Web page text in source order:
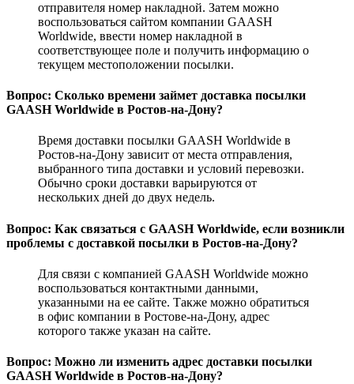
отправителя номер накладной. Затем можно
воспользоваться сайтом компании GAASH
Worldwide, ввести номер накладной в
соответствующее поле и получить информацию о
текущем местоположении посылки.
Вопрос: Сколько времени займет доставка посылки
GAASH Worldwide в Ростов-на-Дону?
Время доставки посылки GAASH Worldwide в
Ростов-на-Дону зависит от места отправления,
выбранного типа доставки и условий перевозки.
Обычно сроки доставки варьируются от
нескольких дней до двух недель.
Вопрос: Как связаться с GAASH Worldwide, если возникли
проблемы с доставкой посылки в Ростов-на-Дону?
Для связи с компанией GAASH Worldwide можно
воспользоваться контактными данными,
указанными на ее сайте. Также можно обратиться
в офис компании в Ростове-на-Дону, адрес
которого также указан на сайте.
Вопрос: Можно ли изменить адрес доставки посылки
GAASH Worldwide в Ростов-на-Дону?